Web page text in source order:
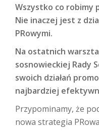
Wszystko co robimy
Nie inaczej jest z
PRowymi.
Na ostatnich
sosnowieckiej Rady
swoich działań
najbardziej
Przypominamy, że
nowa strategia